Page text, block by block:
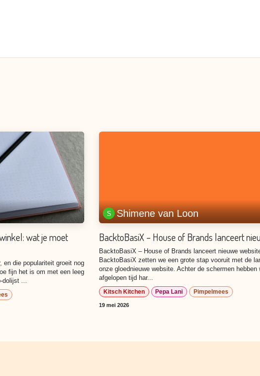
wat je moet
en die populariteit groeit nog
fijn het is om met een leeg
...
Shimene van Loon
BacktoBasiX – House of Brands lanceert
BacktoBasiX – House of Brands lanceert nieuwe
BacktoBasiX zetten we een grote stap vooruit met de
onze gloednieuwe website. Achter de schermen hebben
afgelopen tijd har...
Kitsch Kitchen Pepa Lani Pimpelmees
19 mei 2026